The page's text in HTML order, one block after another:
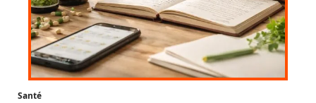
Santé